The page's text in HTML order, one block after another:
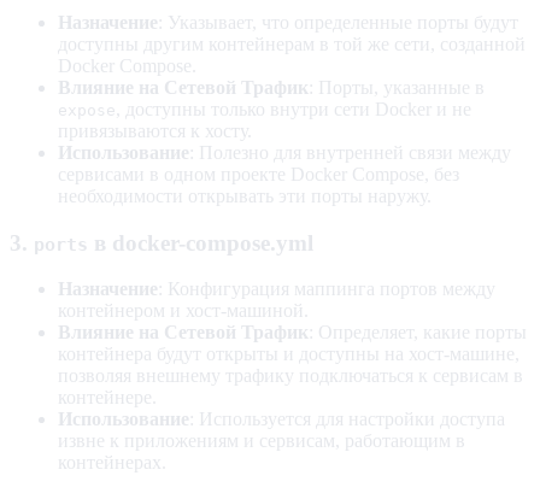
Назначение : Указывает, что определенные порты будут
доступны другим контейнерам в той же сети, созданной
Docker Compose.
Влияние на Сетевой Трафик : Порты, указанные в
expose
, доступны только внутри сети Docker и не
привязываются к хосту.
Использование : Полезно для внутренней связи между
сервисами в одном проекте Docker Compose, без
необходимости открывать эти порты наружу.
3. ports в docker-compose.yml
Назначение : Конфигурация маппинга портов между
контейнером и хост-машиной.
Влияние на Сетевой Трафик : Определяет, какие порты
контейнера будут открыты и доступны на хост-машине,
позволяя внешнему трафику подключаться к сервисам в
контейнере.
Использование : Используется для настройки доступа
извне к приложениям и сервисам, работающим в
контейнерах.